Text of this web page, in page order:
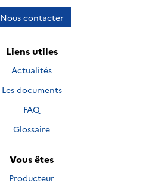
Nous contacter
Liens utiles
Actualités
Les documents
FAQ
Glossaire
Vous êtes
Producteur